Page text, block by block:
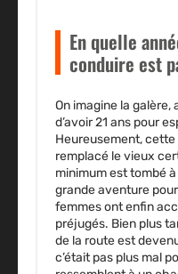
En quelle
conduire est
On imagine la
d’avoir 21 ans pour
Heureusement, cette
remplacé le vieux
minimum est tombé à
grande aventure
femmes ont enfin
préjugés. Bien plus
de la route est
c’était pas plus mal